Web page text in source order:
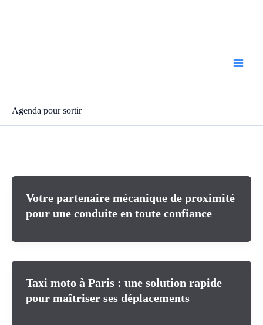
Agenda pour sortir
Votre partenaire mécanique de proximité
pour une conduite en toute confiance
Taxi moto à Paris : une solution rapide
pour maîtriser ses déplacements